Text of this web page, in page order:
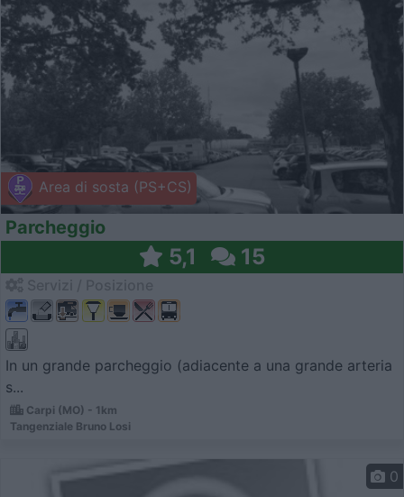
Area di sosta (PS+CS)
Parcheggio
5,1 15
In un grande parcheggio (adiacente a una grande arteria
s...
Carpi (MO) - 1km
Tangenziale Bruno Losi
0